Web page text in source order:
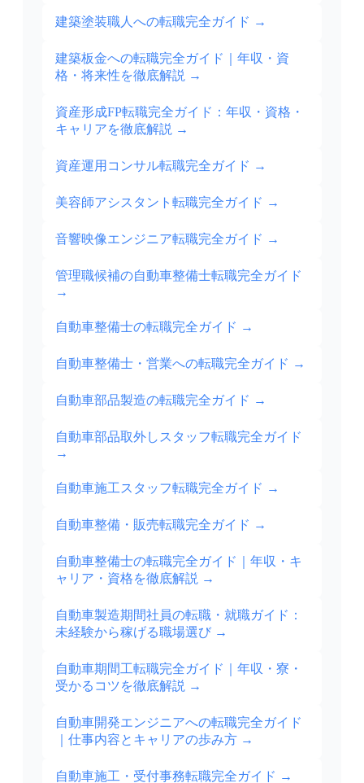
建築塗装職人への転職完全ガイド →
建築板金への転職完全ガイド｜年収・資
格・将来性を徹底解説 →
資産形成FP転職完全ガイド：年収・資格・
キャリアを徹底解説 →
資産運用コンサル転職完全ガイド →
美容師アシスタント転職完全ガイド →
音響映像エンジニア転職完全ガイド →
管理職候補の自動車整備士転職完全ガイド
→
自動車整備士の転職完全ガイド →
自動車整備士・営業への転職完全ガイド →
自動車部品製造の転職完全ガイド →
自動車部品取外しスタッフ転職完全ガイド
→
自動車施工スタッフ転職完全ガイド →
自動車整備・販売転職完全ガイド →
自動車整備士の転職完全ガイド｜年収・キ
ャリア・資格を徹底解説 →
自動車製造期間社員の転職・就職ガイド：
未経験から稼げる職場選び →
自動車期間工転職完全ガイド｜年収・寮・
受かるコツを徹底解説 →
自動車開発エンジニアへの転職完全ガイド
｜仕事内容とキャリアの歩み方 →
自動車施工・受付事務転職完全ガイド →